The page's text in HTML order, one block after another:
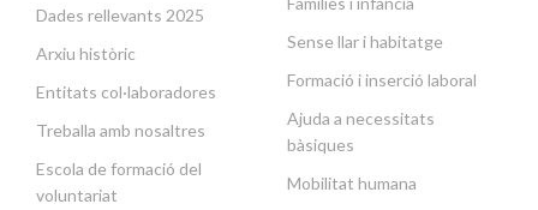
Dades rellevants 2025
Arxiu històric
Entitats col·laboradores
Treballa amb nosaltres
Escola de formació del
voluntariat
Sense llar i habitatge
Formació i inserció laboral
Ajuda a necessitats
bàsiques
Mobilitat humana